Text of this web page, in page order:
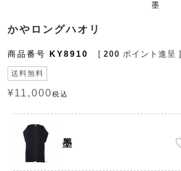
墨
かやロングハオリ
商品番号 KY8910 [ 200 ポイント進呈 ]
送料無料
¥11,000税込
墨